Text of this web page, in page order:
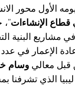
الأول محور
قطاع الإنشاءات
في مشاريع البنية
الإعمار في
قبل معالي وسام
الذي تشرفنا